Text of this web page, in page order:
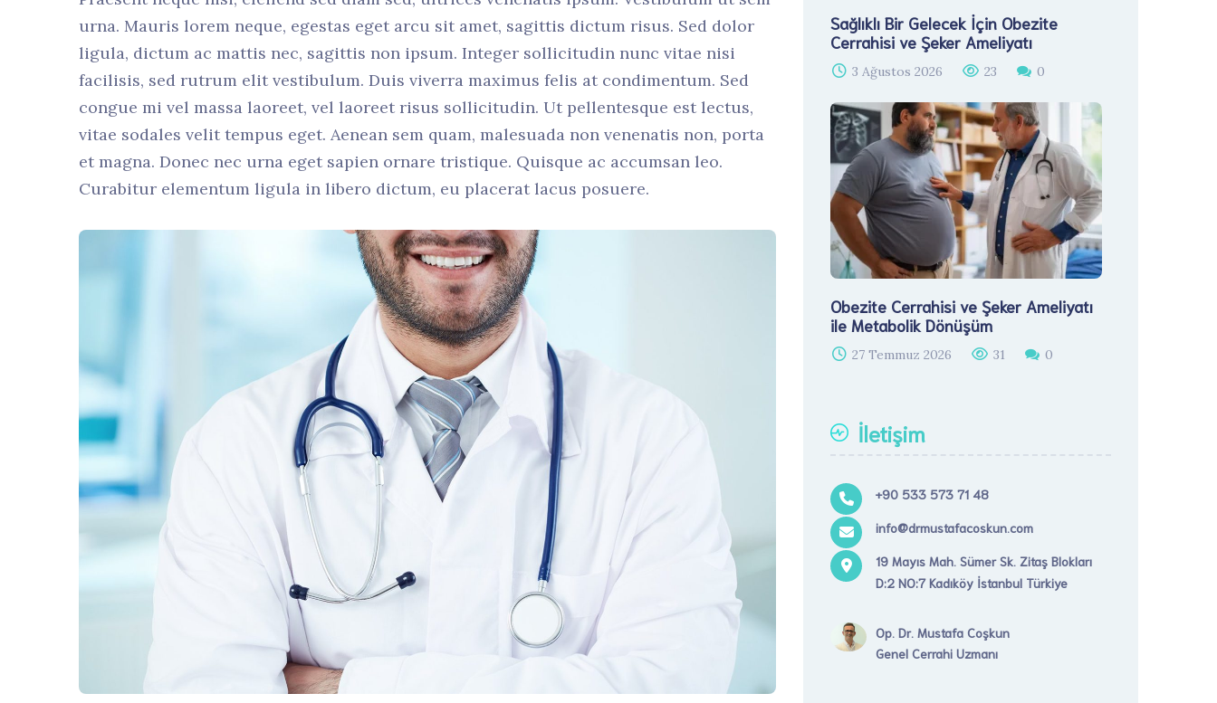
urna. Mauris lorem neque, egestas eget arcu sit amet, sagittis dictum risus. Sed dolor
ligula, dictum ac mattis nec, sagittis non ipsum. Integer sollicitudin nunc vitae nisi
facilisis, sed rutrum elit vestibulum. Duis viverra maximus felis at condimentum. Sed
congue mi vel massa laoreet, vel laoreet risus sollicitudin. Ut pellentesque est lectus,
vitae sodales velit tempus eget. Aenean sem quam, malesuada non venenatis non, porta
et magna. Donec nec urna eget sapien ornare tristique. Quisque ac accumsan leo.
Curabitur elementum ligula in libero dictum, eu placerat lacus posuere.
Sağlıklı Bir Gelecek İçin Obezite
Cerrahisi ve Şeker Ameliyatı
3 Ağustos 2026 23 0
Obezite Cerrahisi ve Şeker Ameliyatı
ile Metabolik Dönüşüm
27 Temmuz 2026 31 0
İletişim
+90 533 573 71 48
info@drmustafacoskun.com
19 Mayıs Mah. Sümer Sk. Zitaş Blokları
D:2 NO:7 Kadıköy İstanbul Türkiye
Op. Dr. Mustafa Coşkun
Genel Cerrahi Uzmanı